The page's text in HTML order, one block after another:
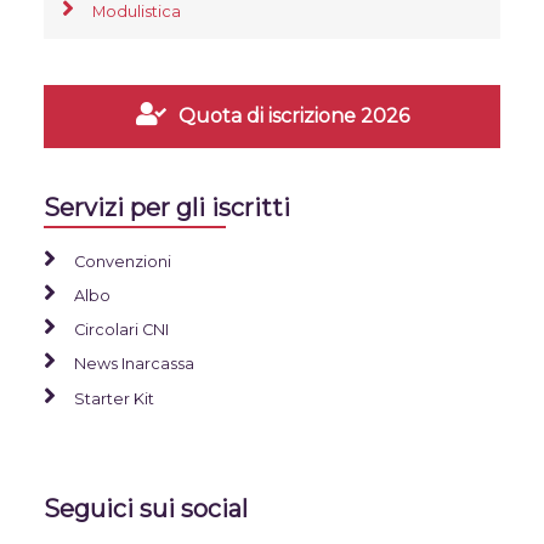
Modulistica
Quota di iscrizione 2026
Servizi per gli iscritti
Convenzioni
Albo
Circolari CNI
News Inarcassa
Starter Kit
Seguici sui social